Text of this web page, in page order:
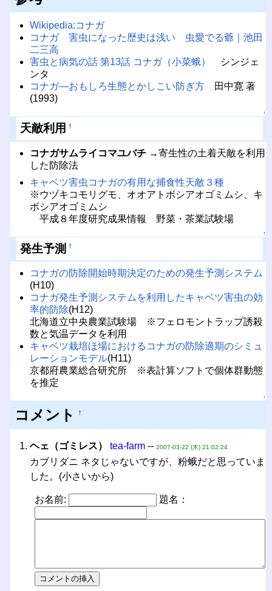
Wikipedia:コナガ
コナガ 害虫になった歴史は浅い 虫愛でる爺｜池田
二三高
害虫と病気の話 第13話 コナガ（小菜蛾）
シンジェ
ンタ
コナガ—おもしろ生態とかしこい防ぎ方田中寛 著
(1993)
↑
天敵利用 †
コナガサムライコマユバチ→寄生性の土着天敵を利用
した防除法
キャベツ害虫コナガの有用な捕食性天敵３種
※ウヅキコモリグモ、オオアトボシアオゴミムシ、キ
ボシアオゴミムシ
平成８年度研究成果情報 野菜・茶業試験場
↑
発生予測 †
コナガの防除開始時期決定のための発生予測システム
(H10)
コナガ発生予測システムを利用したキャベツ害虫の効
率的防除(H12)
北海道立中央農業試験場 ※フェロモントラップ誘殺
数と気温データを利用
キャベツ栽培ほ場におけるコナガの防除適期のシミュ
レーションモデル(H11)
京都府農業総合研究所 ※表計算ソフトで個体群動態
を推定
↑
コメント †
ヘェ（ゴミレス） tea-farm-- 2007-03-22 (木) 21:02:24
カブリダニ ネタじゃないですが、粉蛾だと思っていま
した。(小さいから)
お名前: 題名：